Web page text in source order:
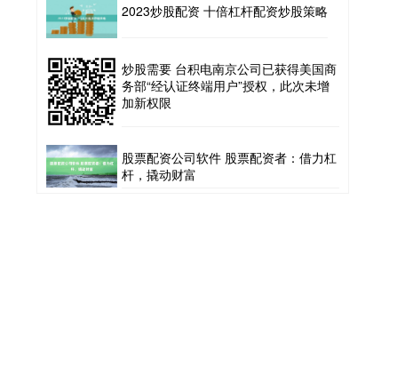
2023炒股配资 十倍杠杆配资炒股策略
炒股需要 台积电南京公司已获得美国商
务部“经认证终端用户”授权，此次未增
加新权限
股票配资公司软件 股票配资者：借力杠
杆，撬动财富